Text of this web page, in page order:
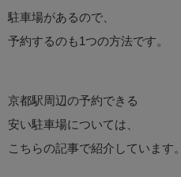
駐車場があるので、
予約するのも1つの方法です。
京都駅周辺の予約できる
安い駐車場については、
こちらの記事で紹介しています。